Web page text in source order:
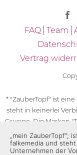
FAQ Team
Vertrag
* "ZauberTopf" ist
steht in keinerlei
Gruppe. Die Marken
des "Thermomix®"
der Vorwerk-Gruppe.
„mein ZauberTopf”;
falkemedia und
Unternehmen der